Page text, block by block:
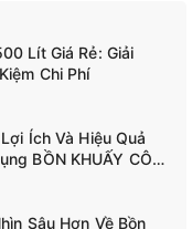
Lít Giá Rẻ: Giải
Chi Phí
Ích Và Hiệu Quả
BỒN KHUẤY CÔNG
Sâu Hơn Về Bồn